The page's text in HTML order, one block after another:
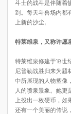
斗士的战斗是伴随着
到。每天斗兽场内都
上新的沙尘。
特莱维泉， 又称许愿
特莱维泉修建于18世
尼普勒战胜归来为题
中所展现的人物塑像
人的喷泉景象。她更
上投出一枚硬币，如
还有一个美丽的传说